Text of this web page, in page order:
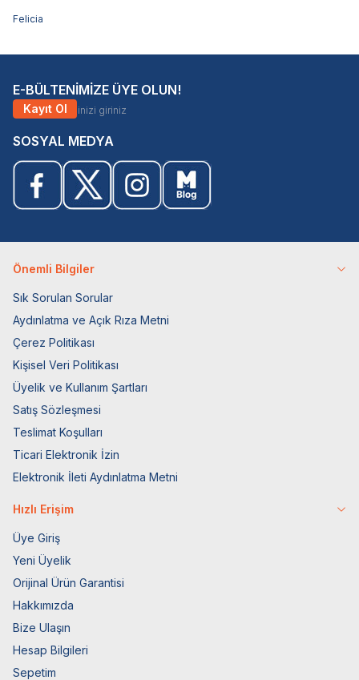
Felicia
E-BÜLTENİMİZE ÜYE OLUN!
Kayıt Ol
SOSYAL MEDYA
Önemli Bilgiler
Sık Sorulan Sorular
Aydınlatma ve Açık Rıza Metni
Çerez Politikası
Kişisel Veri Politikası
Üyelik ve Kullanım Şartları
Satış Sözleşmesi
Teslimat Koşulları
Ticari Elektronik İzin
Elektronik İleti Aydınlatma Metni
Hızlı Erişim
Üye Giriş
Yeni Üyelik
Orijinal Ürün Garantisi
Hakkımızda
Bize Ulaşın
Hesap Bilgileri
Sepetim